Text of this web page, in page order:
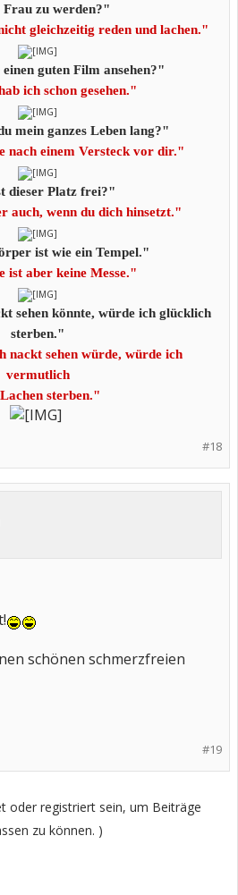
Frau zu werden?"
gleichzeitig reden und lachen."
guten Film ansehen?"
ich schon gesehen."
mein ganzes Leben lang?"
nach einem Versteck vor dir."
dieser Platz frei?"
auch, wenn du dich hinsetzt."
ist wie ein Tempel."
ist aber keine Messe."
sehen könnte, würde ich glücklich
sterben."
nackt sehen würde, würde ich
vermutlich
sterben."
#18
schönen schmerzfreien
#19
oder registriert sein, um Beiträge
zu können. )